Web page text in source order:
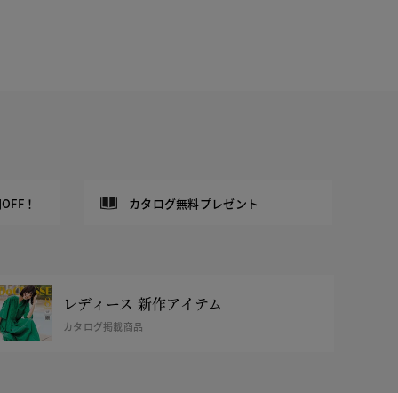
！ カタログ無料プレゼント
レディース 新作アイテム
カタログ掲載商品